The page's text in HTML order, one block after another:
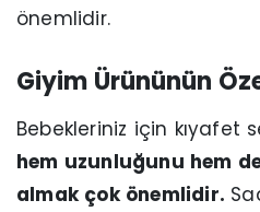
önemlidir.
Giyim Ürününün
Bebekleriniz için kıyafet
hem uzunluğunu hem
almak çok önemlidir.